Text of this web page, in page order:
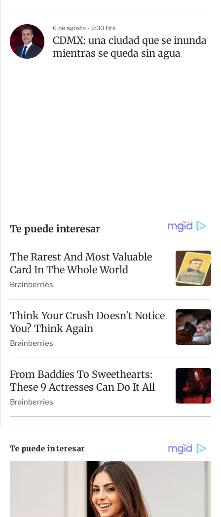
6 de agosto - 2:00 Hrs
CDMX: una ciudad que se inunda
mientras se queda sin agua